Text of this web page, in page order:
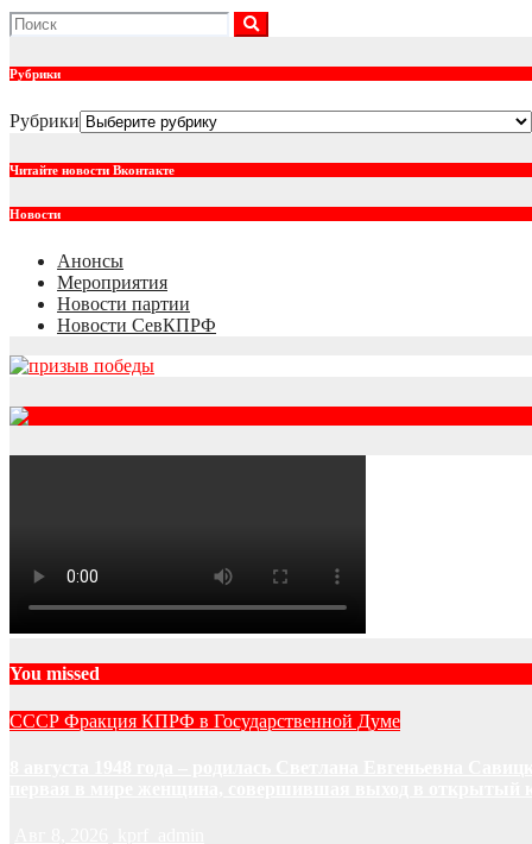
Рубрики
Рубрики
Читайте новости Вконтакте
Новости
Анонсы
Мероприятия
Новости партии
Новости СевКПРФ
You missed
СССР Фракция КПРФ в Государственной Думе